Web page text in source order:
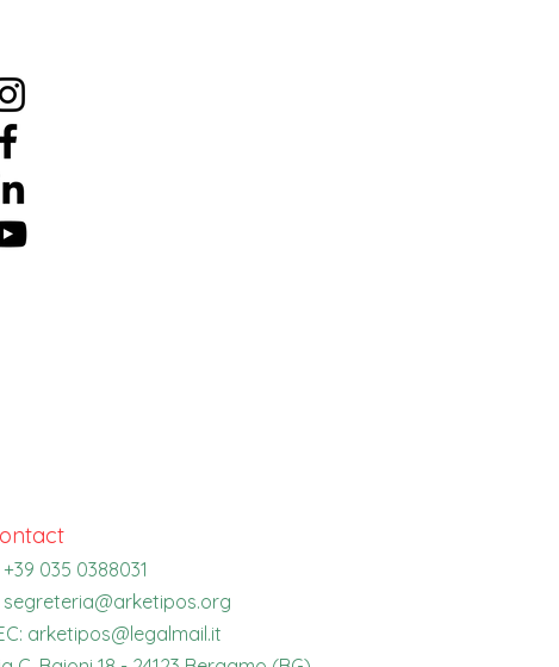
+39 035 0388031
segreteria@arketipos.org
arketipos@legalmail.it